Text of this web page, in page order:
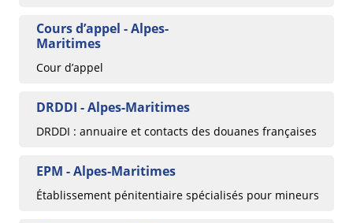
Cours d’appel - Alpes-
Maritimes
Cour d’appel
DRDDI - Alpes-Maritimes
DRDDI : annuaire et contacts des douanes françaises
EPM - Alpes-Maritimes
Établissement pénitentiaire spécialisés pour mineurs